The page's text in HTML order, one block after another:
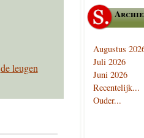
de leugen
Augustus
Juli 2026
Juni 2026
Recentelijk...
Ouder...